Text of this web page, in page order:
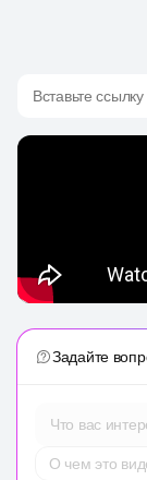
Вставьте
Задайте
Что вас
О чем это